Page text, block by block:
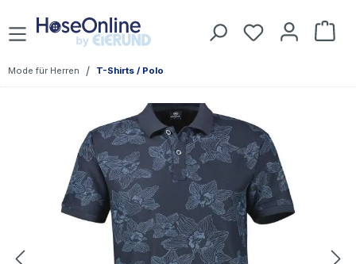
Zum Hauptinhalt springen Du hast 0
Mode für Herren / T-Shirts / Polo
Bildergalerie überspringen